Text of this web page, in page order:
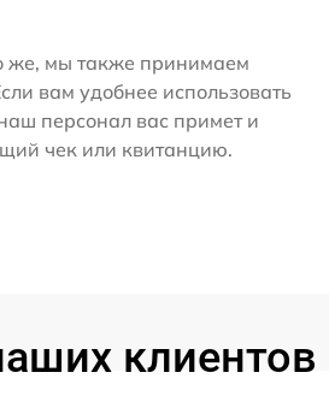
же, мы также принимаем
вам удобнее использовать
персонал вас примет и
чек или квитанцию.
клиентов